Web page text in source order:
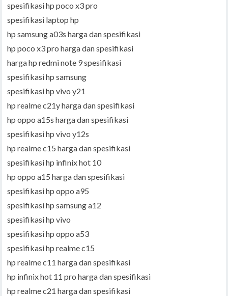
spesifikasi hp poco x3 pro
spesifikasi laptop hp
hp samsung a03s harga dan spesifikasi
hp poco x3 pro harga dan spesifikasi
harga hp redmi note 9 spesifikasi
spesifikasi hp samsung
spesifikasi hp vivo y21
hp realme c21y harga dan spesifikasi
hp oppo a15s harga dan spesifikasi
spesifikasi hp vivo y12s
hp realme c15 harga dan spesifikasi
spesifikasi hp infinix hot 10
hp oppo a15 harga dan spesifikasi
spesifikasi hp oppo a95
spesifikasi hp samsung a12
spesifikasi hp vivo
spesifikasi hp oppo a53
spesifikasi hp realme c15
hp realme c11 harga dan spesifikasi
hp infinix hot 11 pro harga dan spesifikasi
hp realme c21 harga dan spesifikasi